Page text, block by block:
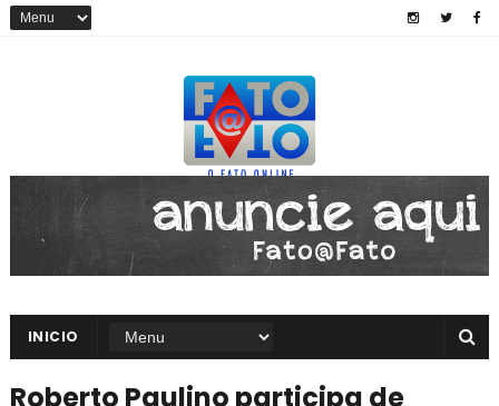
INICIO
Roberto Paulino participa de